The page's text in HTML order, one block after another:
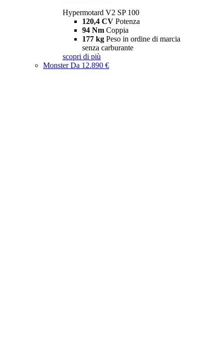
Hypermotard V2 SP 100
120,4 CV Potenza
94 Nm Coppia
177 kg Peso in ordine di marcia
senza carburante
scopri di più
MonsterDa 12.890 €